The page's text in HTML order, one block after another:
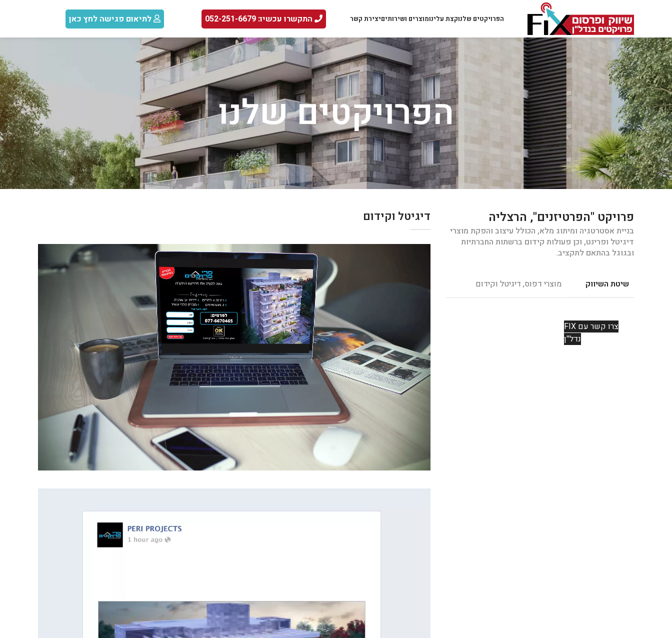
הפרויקטים שלנוקצת עלינומוצרים ושירותיםיצירת קשר התקשרו עכשיו: 052-251-6679 לתיאום פגישה לחץ כאן
הפרויקטים שלנו
פרויקט "הפרטיזנים", הרצליה
בניית אסטרטגיה ומיתוג מלא, הכולל עיצוב והפקת מוצרי
דיגיטל ופרינט, וכן פעולות קידום ברשתות החברתיות
ובגוגל בהתאם לתקציב.
שיטת השיווק מוצרי דפוס, דיגיטל וקידום
צרו קשר עם FIX
נדל''ן
דיגיטל וקידום